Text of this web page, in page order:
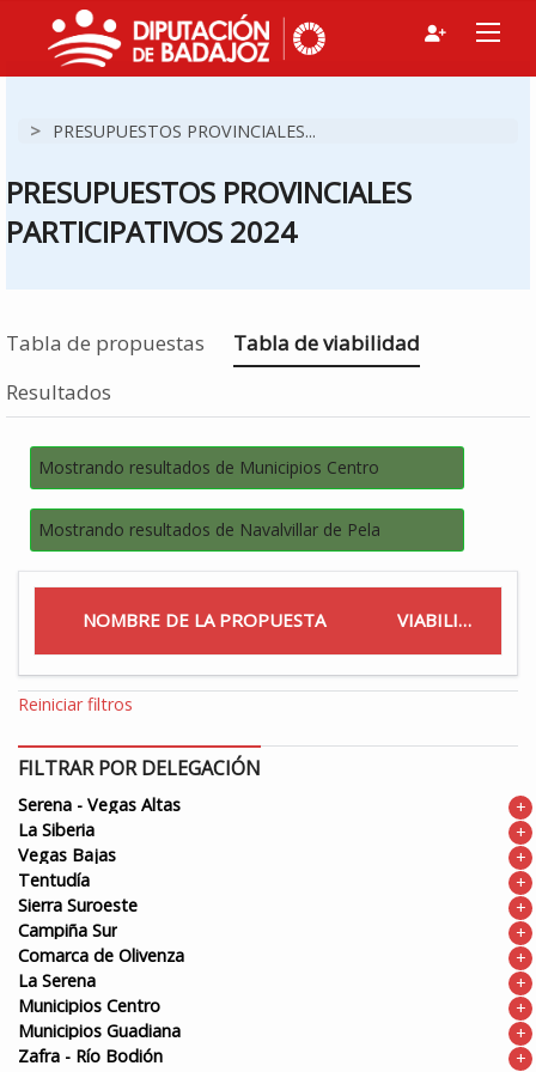
> PRESUPUESTOS PROVINCIALES...
PRESUPUESTOS PROVINCIALES
PARTICIPATIVOS 2024
Tabla de propuestas Estás en
Tabla de viabilidad
Resultados
Mostrando resultados de Municipios Centro
Mostrando resultados de Navalvillar de Pela
NOMBRE DE LA PROPUESTA VIABILIDAD
Reiniciar filtros
FILTRAR POR DELEGACIÓN